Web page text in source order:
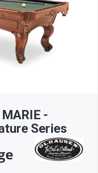
-
Series